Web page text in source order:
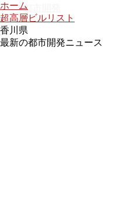
都市開発
ホーム
超高層ビルリスト
香川県
最新の都市開発ニュース